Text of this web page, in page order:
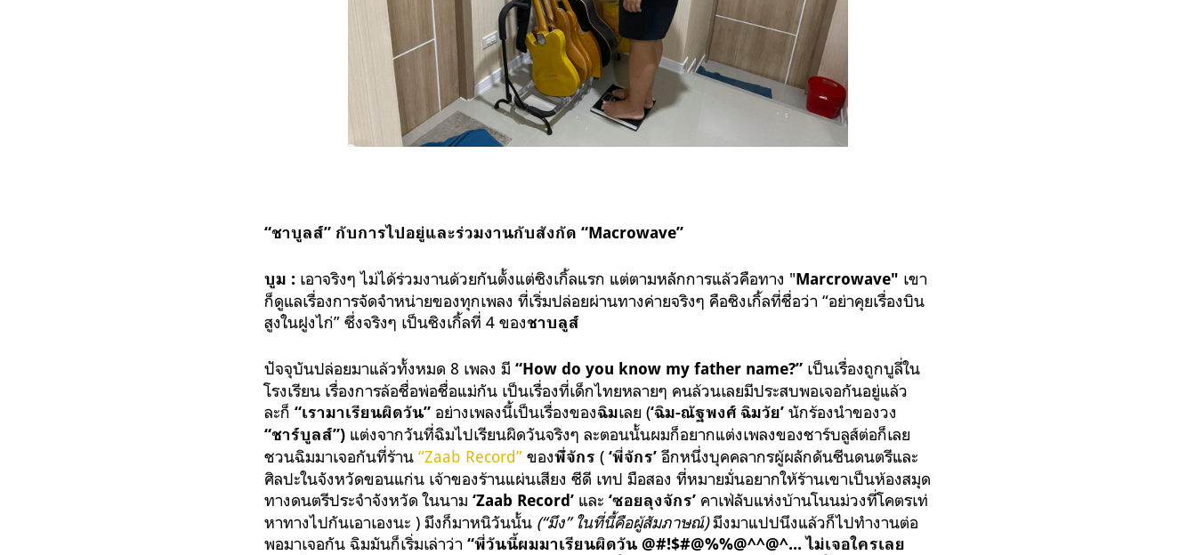
“ชาบูลส์” กับการไปอยู่และร่วมงานกับสังกัด “Macrowave”
บูม : เอาจริงๆ ไม่ได้ร่วมงานด้วยกันตั้งแต่ซิงเกิ้ลแรก แต่ตามหลักการแล้วคือทาง "Marcrowave" เขา
ก็ดูแลเรื่องการจัดจำหน่ายของทุกเพลง ที่เริ่มปล่อยผ่านทางค่ายจริงๆ คือซิงเกิ้ลที่ชื่อว่า “อย่าคุยเรื่องบิน
สูงในฝูงไก่” ซึ่งจริงๆ เป็นซิงเกิ้ลที่ 4 ของชาบลูส์
ปัจจุบันปล่อยมาแล้วทั้งหมด 8 เพลง มี “How do you know my father name?” เป็นเรื่องถูกบูลี่ใน
โรงเรียน เรื่องการล้อชื่อพ่อชื่อแม่กัน เป็นเรื่องที่เด็กไทยหลายๆ คนล้วนเลยมีประสบพอเจอกันอยู่แล้ว
ละก็ “เรามาเรียนผิดวัน” อย่างเพลงนี้เป็นเรื่องของฉิมเลย (‘ฉิม-ณัฐพงศ์ ฉิมวัย’ นักร้องนำของวง
“ชาร์บูลส์”) แต่งจากวันที่ฉิมไปเรียนผิดวันจริงๆ ละตอนนั้นผมก็อยากแต่งเพลงของชาร์บลูส์ต่อก็เลย
ชวนฉิมมาเจอกันที่ร้าน “Zaab Record” ของพี่ัจักร ( ‘พี่จักร’ อีกหนึ่งบุคคลากรผู้ผลักดันซีนดนตรีและ
ศิลปะในจังหวัดขอนแก่น เจ้าของร้านแผ่นเสียง ซีดี เทป มือสอง ที่หมายมั่นอยากให้ร้านเขาเป็นห้องสมุด
ทางดนตรีประจำจังหวัด ในนาม ‘Zaab Record’ และ ‘ซอยลุงจักร’ คาเฟ่ลับแห่งบ้านโนนม่วงที่โคตรเท่
หาทางไปกันเอาเองนะ ) มึงก็มาหนิวันนั้น (“มึง” ในที่นี้คือผู้สัมภาษณ์)มึงมาแปปนึงแล้วก็ไปทำงานต่อ
พอมาเจอกัน ฉิมมันก็เริ่มเล่าว่า “พี่วันนี้ผมมาเรียนผิดวัน @#!$#@%%@^^@^... ไม่เจอใครเลย